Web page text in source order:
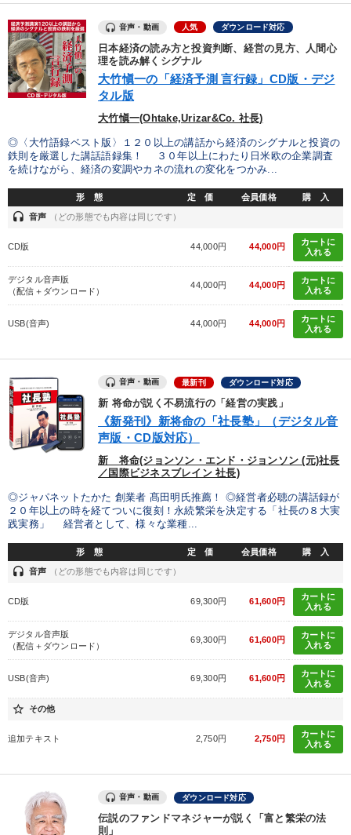
音声・動画 人気 ダウンロード対応
日本経済の読み方と投資判断、経営の見方、人間心
理を読み解くシグナル
大竹愼一の「経済予測 言行録」CD版・デジ
タル版
大竹愼一(Ohtake,Urizar&Co. 社長)
◎〈大竹語録ベスト版〉１２０以上の講話から経済のシグナルと投資の
鉄則を厳選した講話語録集！ ３０年以上にわたり日米欧の企業調査
を続けながら、経済の変調やカネの流れの変化をつかみ...
形 態 定 価 会員価格 購 入
headset 音声 （どの形態でも内容は同じです）
CD版 44,000円 44,000円
カートに
入れる
デジタル音声版
（配信＋ダウンロード）
44,000円 44,000円
カートに
入れる
USB(音声) 44,000円 44,000円
カートに
入れる
音声・動画 最新刊 ダウンロード対応
新 将命が説く不易流行の「経営の実践」
《新発刊》新将命の「社長塾」（デジタル音
声版・CD版対応）
新 将命(ジョンソン・エンド・ジョンソン (元)社長
／国際ビジネスブレイン 社長)
◎ジャパネットたかた 創業者 髙田明氏推薦！ ◎経営者必聴の講話録が
２０年以上の時を経てついに復刻！永続繁栄を決定する「社長の８大実
践実務」 経営者として、様々な業種...
形 態 定 価 会員価格 購 入
headset 音声 （どの形態でも内容は同じです）
CD版 69,300円 61,600円
カートに
入れる
デジタル音声版
（配信＋ダウンロード）
69,300円 61,600円
カートに
入れる
USB(音声) 69,300円 61,600円
カートに
入れる
star_border その他
追加テキスト 2,750円 2,750円
カートに
入れる
音声・動画 ダウンロード対応
伝説のファンドマネジャーが説く「富と繁栄の法
則」